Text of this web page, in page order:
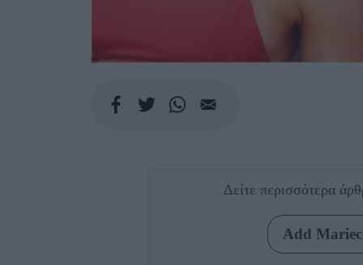
Δείτε περισσότερα
Add